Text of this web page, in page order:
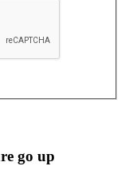
go up